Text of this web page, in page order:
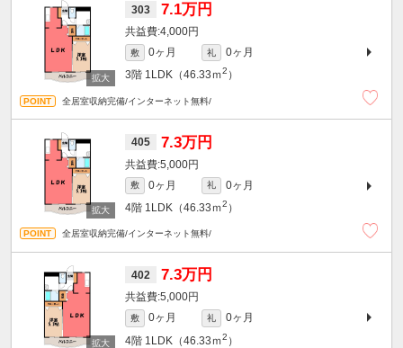
303 7.1万円
4,000円
敷 0ヶ月 礼
0ヶ月
3階 1LDK（46.33ｍ2 ）
全居室収納完備/インターネット無料/
405 7.3万円
5,000円
敷 0ヶ月 礼
0ヶ月
4階 1LDK（46.33ｍ2 ）
全居室収納完備/インターネット無料/
402 7.3万円
5,000円
敷 0ヶ月 礼
0ヶ月
4階 1LDK（46.33ｍ2 ）